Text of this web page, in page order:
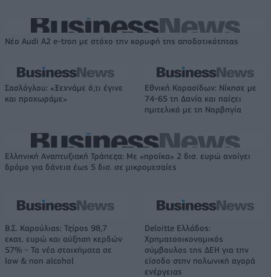
Νέο Audi A2 e-tron με στόχο την κορυφή της αποδοτικότητας
Σασλόγλου: «Ξεχνάμε ό,τι έγινε
και προχωράμε»
Εθνική Κορασίδων: Νίκησε με
74-65 τη Δανία και παίζει
ημιτελικό με τη Νορβηγία
Ελληνική Αναπτυξιακή Τράπεζα: Με «προίκα» 2 δισ. ευρώ ανοίγει
δρόμο για δάνεια έως 5 δισ. σε μικρομεσαίες
Β.Σ. Καρούλιας: Τζίρος 98,7
εκατ. ευρώ και αύξηση κερδών
57% - Τα νέα στοιχήματα σε
low & non alcohol
Deloitte Ελλάδος:
Χρηματοοικονομικός
σύμβουλος της ΔΕΗ για την
είσοδο στην πολωνική αγορά
ενέργειας